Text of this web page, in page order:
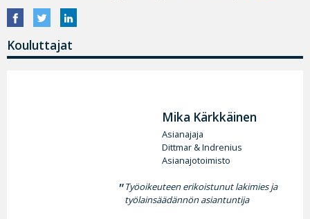
Kouluttajat
Mika Kärkkäinen
Asianajaja
Dittmar & Indrenius
Asianajotoimisto
Työoikeuteen erikoistunut lakimies ja
työlainsäädännön asiantuntija